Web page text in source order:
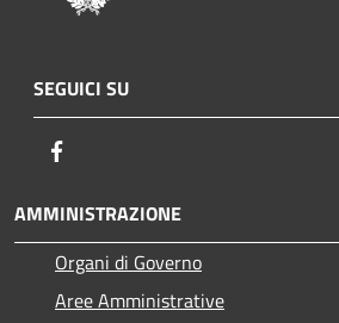
SEGUICI SU
AMMINISTRAZIONE
Organi di Governo
Aree Amministrative